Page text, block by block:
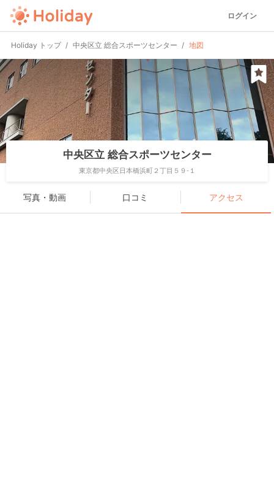
ログイン
Holiday トップ 中央区立 総合スポーツセンター 地図
中央区立 総合スポーツセンター
東京都中央区日本橋浜町２丁目５９-１
写真・動画 口コミ アクセス